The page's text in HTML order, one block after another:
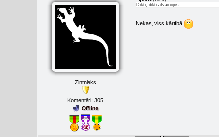
Zintnieks
Komentāri: 305
Dikti, dikti atvainojos
Nekas, viss kārtībā